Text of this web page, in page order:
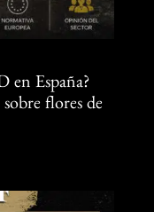
en España?
flores de